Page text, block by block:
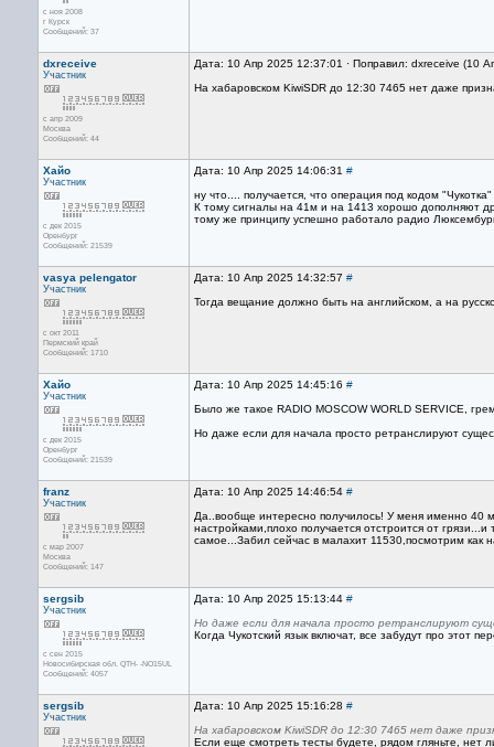
с ноя 2008
г Курск
Сообщений: 37
dxreceive
Участник
с апр 2009
Москва
Сообщений: 44
Дата: 10 Апр 2025 12:37:01 · Поправил: dxreceive (10
На хабаровском KiwiSDR до 12:30 7465 нет даже
Хайо
Участник
с дек 2015
Оренбург
Сообщений: 21539
Дата: 10 Апр 2025 14:06:31 #
ну что.... получается, что операция под кодом
К тому сигналы на 41м и на 1413 хорошо дополняют
тому же принципу успешно работало радио
vasya pelengator
Участник
с окт 2011
Пермский край
Сообщений: 1710
Дата: 10 Апр 2025 14:32:57 #
Тогда вещание должно быть на английском, а на
Хайо
Участник
с дек 2015
Оренбург
Сообщений: 21539
Дата: 10 Апр 2025 14:45:16 #
Было же такое RADIO MOSCOW WORLD SERVICE,
Но даже если для начала просто ретранслируют
franz
Участник
с мар 2007
Москва
Сообщений: 147
Дата: 10 Апр 2025 14:46:54 #
Да..вообще интересно получилось! У меня именно 40
настройками,плохо получается отстроится от
самое...Забил сейчас в малахит 11530,посмотрим как
sergsib
Участник
с сен 2015
Новосибирская обл. QTH- -NO15UL
Сообщений: 4057
Дата: 10 Апр 2025 15:13:44 #
Но даже если для начала просто ретранслируют
Когда Чукотский язык включат, все забудут про этот
sergsib
Участник
Дата: 10 Апр 2025 15:16:28 #
На хабаровском KiwiSDR до 12:30 7465 нет даже
Если еще смотреть тесты будете, рядом гляньте, нет